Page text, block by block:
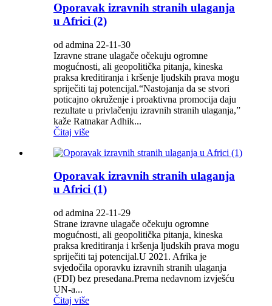
Oporavak izravnih stranih ulaganja
u Africi (2)
od admina 22-11-30
Izravne strane ulagače očekuju ogromne
mogućnosti, ali geopolitička pitanja, kineska
praksa kreditiranja i kršenje ljudskih prava mogu
spriječiti taj potencijal.“Nastojanja da se stvori
poticajno okruženje i proaktivna promocija daju
rezultate u privlačenju izravnih stranih ulaganja,”
kaže Ratnakar Adhik...
Čitaj više
Oporavak izravnih stranih ulaganja
u Africi (1)
od admina 22-11-29
Strane izravne ulagače očekuju ogromne
mogućnosti, ali geopolitička pitanja, kineska
praksa kreditiranja i kršenja ljudskih prava mogu
spriječiti taj potencijal.U 2021. Afrika je
svjedočila oporavku izravnih stranih ulaganja
(FDI) bez presedana.Prema nedavnom izvješću
UN-a...
Čitaj više